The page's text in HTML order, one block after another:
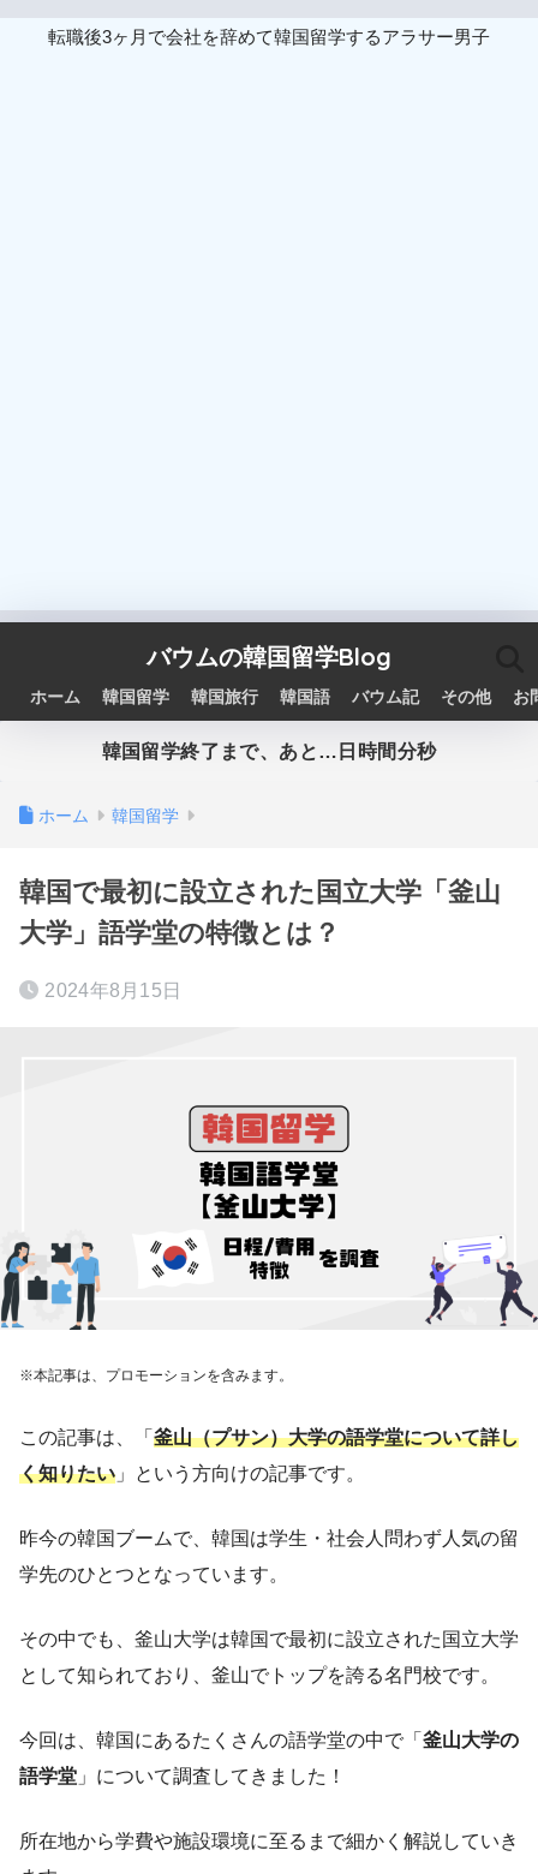
転職後3ヶ月で会社を辞めて韓国留学するアラサー男子
バウムの韓国留学Blog
ホーム 韓国留学 韓国旅行 韓国語 バウム記 その他 お
韓国留学終了まで、あと… 日 時間分秒
ホーム 韓国留学
韓国で最初に設立された国立大学「釜山
大学」語学堂の特徴とは？
2024年8月15日
※本記事は、プロモーションを含みます。
この記事は、「 釜山（プサン）大学の語学堂について詳し
く知りたい 」という方向けの記事です。
昨今の韓国ブームで、韓国は学生・社会人問わず人気の留
学先のひとつとなっています。
その中でも、釜山大学は韓国で最初に設立された国立大学
として知られており、釜山でトップを誇る名門校です。
今回は、韓国にあるたくさんの語学堂の中で「 釜山大学の
語学堂 」について調査してきました！
所在地から学費や施設環境に至るまで細かく解説していき